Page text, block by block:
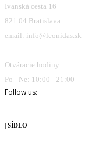
Ivanská cesta 16
821 04 Bratislava
email: info@leonidas.sk
Otváracie hodiny:
Po - Ne: 10:00 - 21:00
Follow us:
| SÍDLO